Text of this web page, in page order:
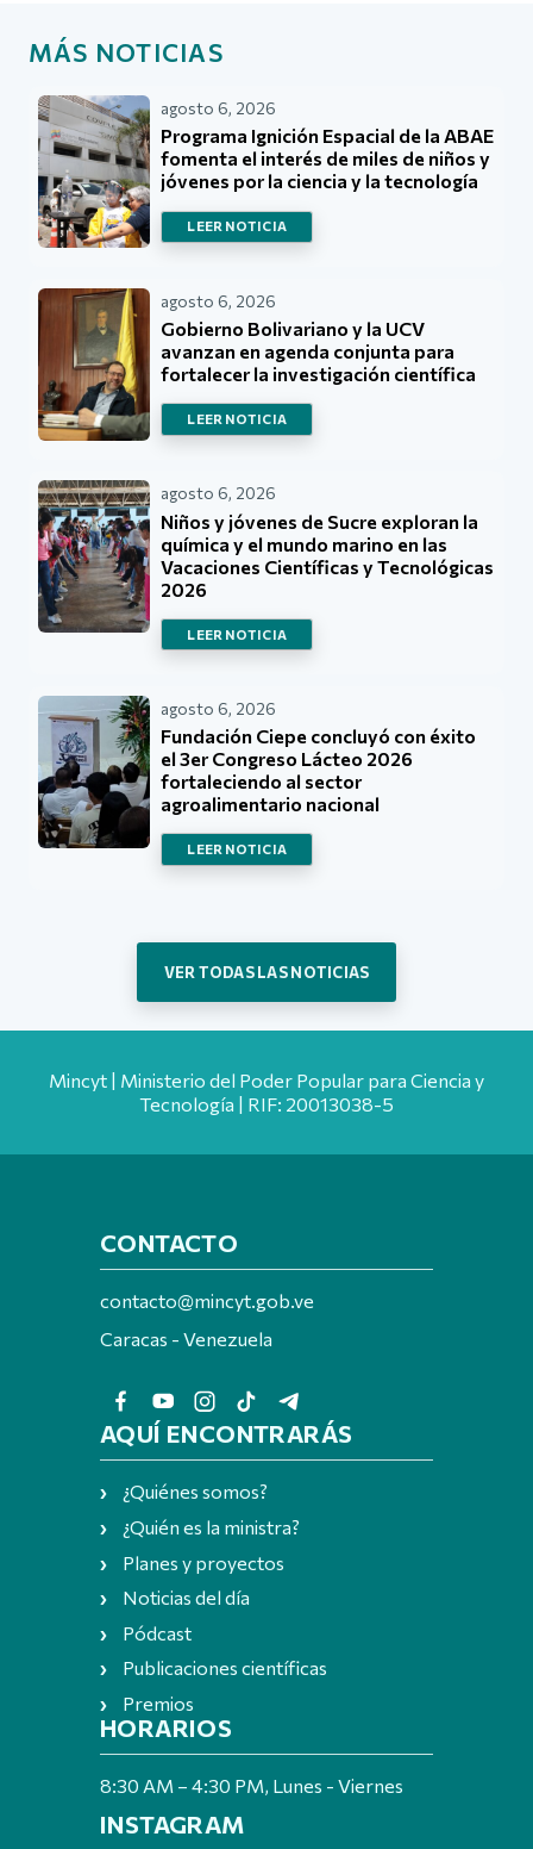
MÁS NOTICIAS
agosto 6, 2026
Programa Ignición Espacial de la ABAE
fomenta el interés de miles de niños y
jóvenes por la ciencia y la tecnología
LEER NOTICIA
agosto 6, 2026
Gobierno Bolivariano y la UCV
avanzan en agenda conjunta para
fortalecer la investigación científica
LEER NOTICIA
agosto 6, 2026
Niños y jóvenes de Sucre exploran la
química y el mundo marino en las
Vacaciones Científicas y Tecnológicas
2026
LEER NOTICIA
agosto 6, 2026
Fundación Ciepe concluyó con éxito
el 3er Congreso Lácteo 2026
fortaleciendo al sector
agroalimentario nacional
LEER NOTICIA
VER TODAS LAS NOTICIAS
Mincyt | Ministerio del Poder Popular para Ciencia y
Tecnología | RIF: 20013038-5
CONTACTO
contacto@mincyt.gob.ve
Caracas - Venezuela
AQUÍ ENCONTRARÁS
¿Quiénes somos?
¿Quién es la ministra?
Planes y proyectos
Noticias del día
Pódcast
Publicaciones científicas
Premios
HORARIOS
8:30 AM – 4:30 PM, Lunes - Viernes
INSTAGRAM